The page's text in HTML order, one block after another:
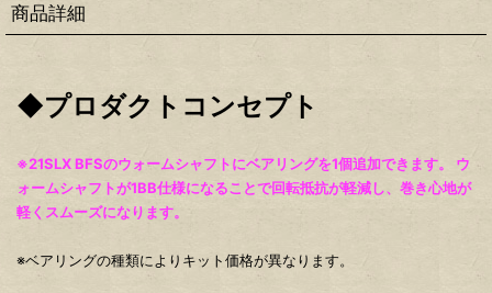
商品詳細
◆プロダクトコンセプト
※21SLX BFSのウォームシャフトにベアリングを1個追加できます。 ウ
ォームシャフトが1BB仕様になることで回転抵抗が軽減し、巻き心地が
軽くスムーズになります。
※ベアリングの種類によりキット価格が異なります。